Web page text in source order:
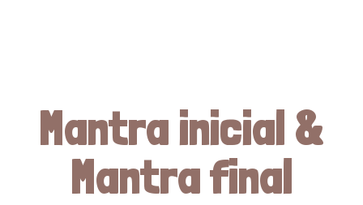
Mantra inicial &
Mantra final